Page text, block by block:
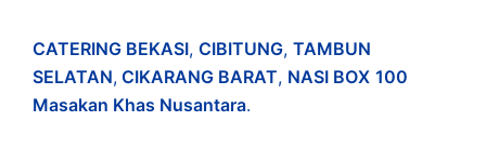
CATERING BEKASI, CIBITUNG, TAMBUN
SELATAN, CIKARANG BARAT, NASI BOX 100
Masakan Khas Nusantara.